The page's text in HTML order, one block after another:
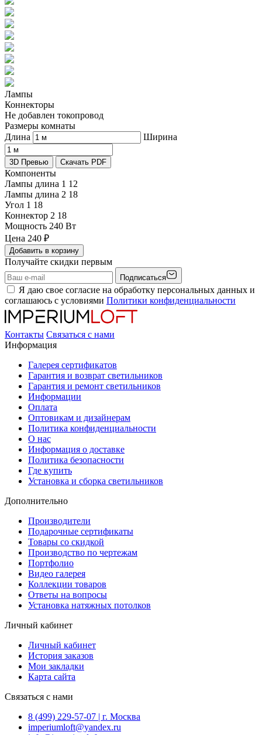
Лампы
Коннекторы
Не добавлен токопровод
Размеры комнаты
Длина
Ширина
3D Превью Скачать PDF
Компоненты
Лампы длина 1 12
Лампы длина 2 18
Угол 1 18
Коннектор 2 18
Мощность 240 Вт
Цена 240 ₽
Добавить в корзину
Получайте скидки первым
Подписаться
Я даю свое согласие на обработку персональных данных и
соглашаюсь с условиями Политики конфиденциальности
Контакты Связаться с нами
Информация
Галерея сертификатов
Гарантия и возврат светильников
Гарантия и ремонт светильников
Информации
Оплата
Оптовикам и дизайнерам
Политика конфиденциальности
О нас
Информация о доставке
Политика безопасности
Где купить
Установка и сборка светильников
Дополнительно
Производители
Подарочные сертификаты
Товары со скидкой
Производство по чертежам
Портфолио
Видео галерея
Коллекции товаров
Ответы на вопросы
Установка натяжных потолков
Личный кабинет
Личный кабинет
История заказов
Мои закладки
Карта сайта
Связаться с нами
8 (499) 229-57-07 | г. Москва
imperiumloft@yandex.ru